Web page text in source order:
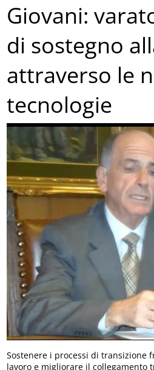
Giovani:
di sostegno
attraverso le
tecnologie
Sostenere i processi di transizione
lavoro e migliorare il collegamento